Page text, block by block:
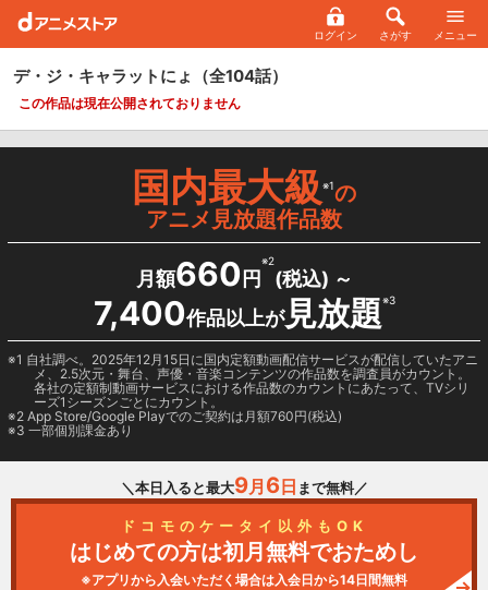
ログイン さがす メニュー
デ・ジ・キャラットにょ （全104話）
この作品は現在公開されておりません
国内最大級※1の
アニメ見放題作品数
月額660 円
※2
(税込) ～
7,400作品以上が見放題※3
1 自社調べ。2025年12月15日に国内定額動画配信サービスが配信していたアニ
メ、2.5次元・舞台、声優・音楽コンテンツの作品数を調査員がカウント。
各社の定額制動画サービスにおける作品数のカウントにあたって、TVシリ
ーズ1シーズンごとにカウント。
2 App Store/Google Playでのご契約は月額760円(税込)
3 一部個別課金あり
＼本日入ると最大9月 6日 まで無料／
ドコモのケータイ以外もOK
はじめての方は初月無料でおためし
※アプリから入会いただく場合は入会日から14日間無料